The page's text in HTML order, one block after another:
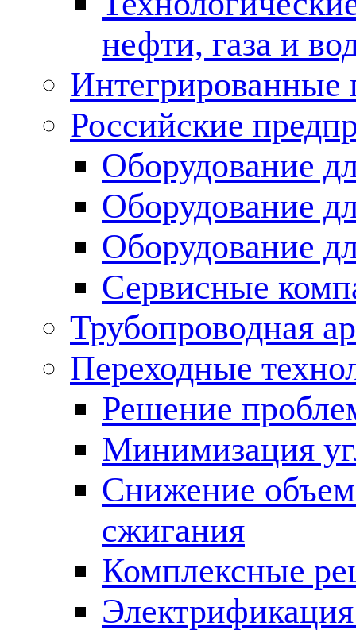
нефти, газа и
Российские
Оборудование
Оборудование
Оборудование
Сервисные
Трубопроводная
Переходные
Решение
Минимизация
Снижение
сжигания
Комплексные